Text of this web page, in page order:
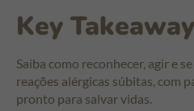
Key
Saiba como reconhecer, agir e
reações alérgicas súbitas, com
pronto para salvar vidas.